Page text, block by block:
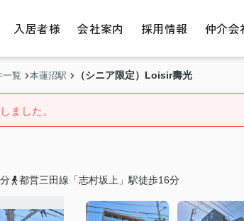
入居者様 会社案内 採用情報 仲介会
一覧 本蓮沼駅 （シニア限定）Loisir壽光
ました。
都営三田線「志村坂上」駅徒歩16分